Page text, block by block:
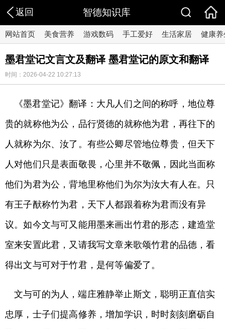
返回 智德知识库
网站首页 美食营养 游戏数码 手工爱好 生活家居 健康养
墨君堂记文言文及翻译 墨君堂记的原文和翻译
时间：2026-04-22 10:27:13
《墨君堂记》翻译：大凡人们之间的称呼，地位尊
贵的就称他为公，品行贤德的就称他为君，再往下的
人就称为尔、汝了。有些公卿尽管地位尊贵，但天下
人对他们只是表面敬畏，心里并不敬佩，因此当面称
他们为君为公，背地里称他们为尔为汝大有人在。只
有王子猷称竹为君，天下人都跟着称为君而没有异
议。如今文与可又能用墨来画出竹君的形态，建造堂
室来安置此君，又请我写文章来歌颂竹君的品德，看
得出文与可对于竹君，是何等偏爱了。
文与可的为人，端庄雅静举止斯文，聪明正直信实
忠厚，士子们提高修养，增加学识，时时刻刻磨砺自